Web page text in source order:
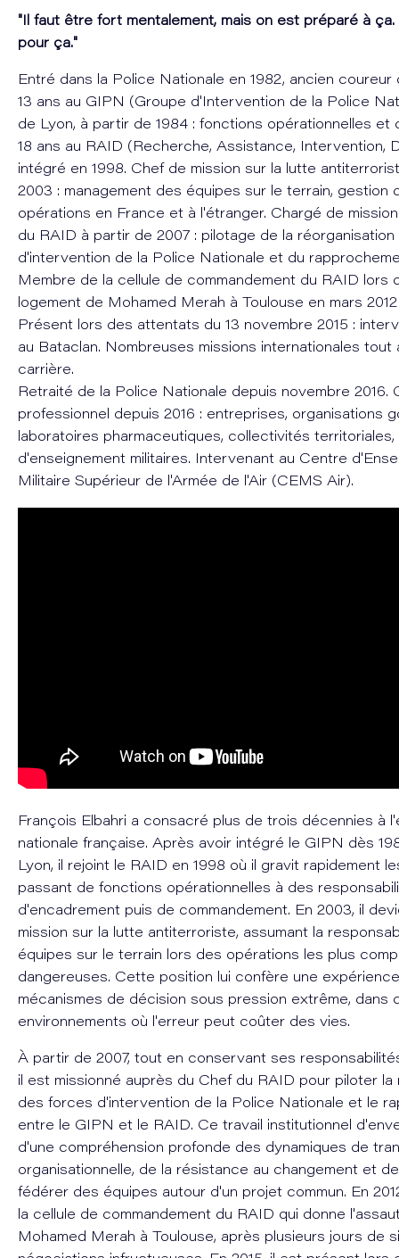
"Il faut être fort mentalement, mais on est préparé à ça.
pour ça."
Entré dans la Police Nationale en 1982, ancien coureur
13 ans au GIPN (Groupe d'Intervention de la Police
de Lyon, à partir de 1984 : fonctions opérationnelles et
18 ans au RAID (Recherche, Assistance, Intervention,
intégré en 1998. Chef de mission sur la lutte
2003 : management des équipes sur le terrain, gestion
opérations en France et à l'étranger. Chargé de
du RAID à partir de 2007 : pilotage de la
d'intervention de la Police Nationale et du
Membre de la cellule de commandement du RAID lors
logement de Mohamed Merah à Toulouse en mars
Présent lors des attentats du 13 novembre 2015 :
au Bataclan. Nombreuses missions internationales tout
carrière.
Retraité de la Police Nationale depuis novembre 2016.
professionnel depuis 2016 : entreprises, organisations
laboratoires pharmaceutiques, collectivités
d'enseignement militaires. Intervenant au Centre
Militaire Supérieur de l'Armée de l'Air (CEMS Air).
François Elbahri a consacré plus de trois décennies à
nationale française. Après avoir intégré le GIPN dès
Lyon, il rejoint le RAID en 1998 où il gravit rapidement
passant de fonctions opérationnelles à des
d'encadrement puis de commandement. En 2003, il
mission sur la lutte antiterroriste, assumant la
équipes sur le terrain lors des opérations les plus
dangereuses. Cette position lui confère une
mécanismes de décision sous pression extrême, dans
environnements où l'erreur peut coûter des vies.
À partir de 2007, tout en conservant ses
il est missionné auprès du Chef du RAID pour piloter la
des forces d'intervention de la Police Nationale et le
entre le GIPN et le RAID. Ce travail institutionnel
d'une compréhension profonde des dynamiques de
organisationnelle, de la résistance au changement et
fédérer des équipes autour d'un projet commun. En
la cellule de commandement du RAID qui donne
Mohamed Merah à Toulouse, après plusieurs jours de